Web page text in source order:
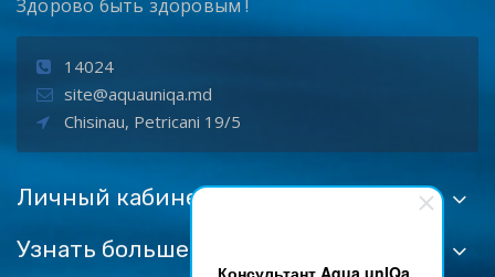
Консультант Aqua unIQa
Здорово быть здоровым !
14024
site@aquauniqa.md
Chisinau, Petricani 19/5
Личный кабинет
Узнать больше: